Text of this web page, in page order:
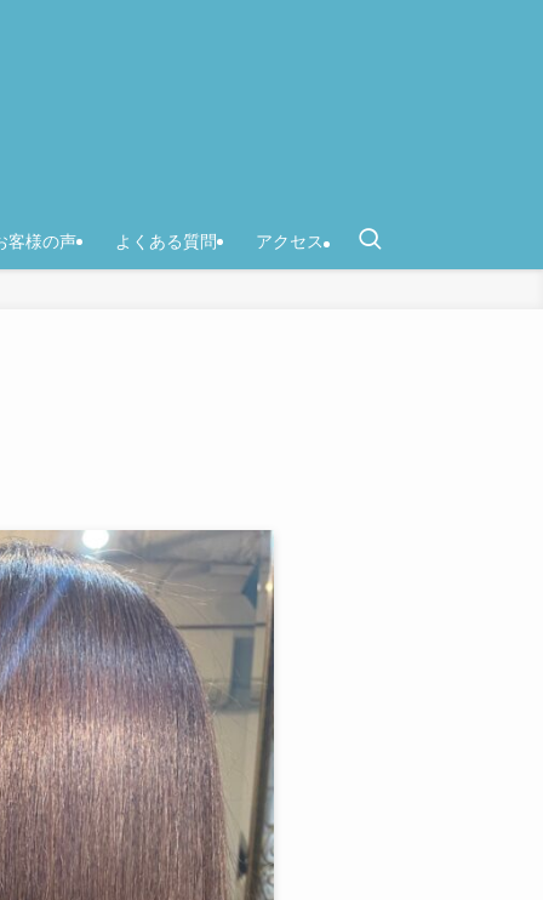
客様の声 よくある質問 アクセス